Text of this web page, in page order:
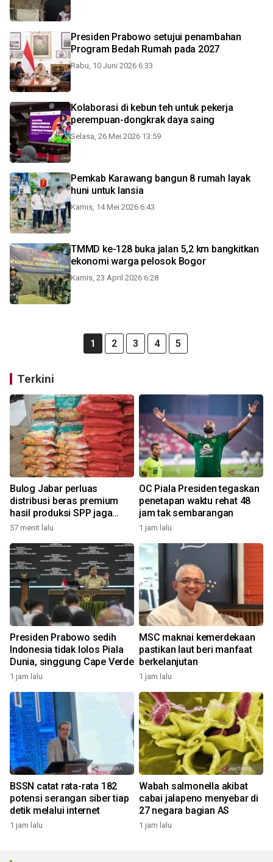
Presiden Prabowo setujui penambahan
Program Bedah Rumah pada 2027
Rabu, 10 Juni 2026 6:33
Kolaborasi di kebun teh untuk pekerja
perempuan-dongkrak daya saing
Selasa, 26 Mei 2026 13:59
Pemkab Karawang bangun 8 rumah layak
huni untuk lansia
Kamis, 14 Mei 2026 6:43
TMMD ke-128 buka jalan 5,2 km bangkitkan
ekonomi warga pelosok Bogor
Kamis, 23 April 2026 6:28
1 2 3 4 5
Terkini
Bulog Jabar perluas
distribusi beras premium
hasil produksi SPP jaga
harga sesuai HET
57 menit lalu
OC Piala Presiden tegaskan
penetapan waktu rehat 48
jam tak sembarangan
1 jam lalu
Presiden Prabowo sedih
Indonesia tidak lolos Piala
Dunia, singgung Cape Verde
1 jam lalu
MSC maknai kemerdekaan
pastikan laut beri manfaat
berkelanjutan
1 jam lalu
BSSN catat rata-rata 182
potensi serangan siber tiap
detik melalui internet
1 jam lalu
Wabah salmonella akibat
cabai jalapeno menyebar di
27 negara bagian AS
1 jam lalu